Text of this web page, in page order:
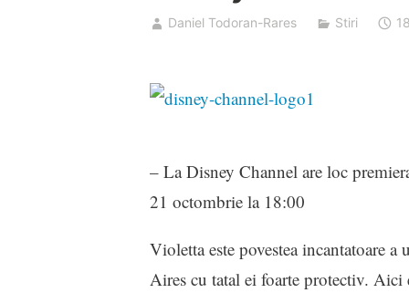
Daniel Todoran-Rares Stiri
– La Disney Channel are loc
21 octombrie la 18:00
Violetta este povestea incantatoare
Aires cu tatal ei foarte protectiv. Aici